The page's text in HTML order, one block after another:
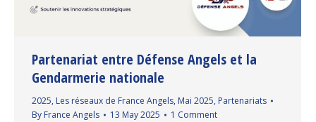
Partenariat entre Défense Angels et la
Gendarmerie nationale
2025, Les réseaux de France Angels, Mai 2025, Partenariats
By France Angels 13 May 2025 1 Comment